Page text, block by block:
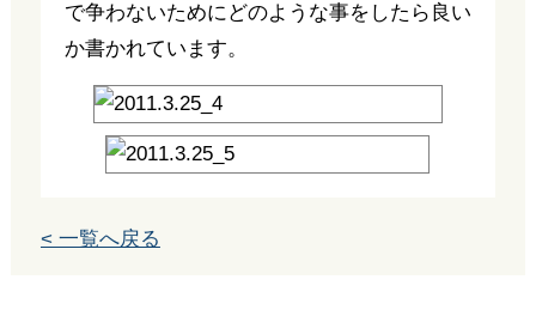
で争わないためにどのような事をしたら良い
か書かれています。
< 一覧へ戻る